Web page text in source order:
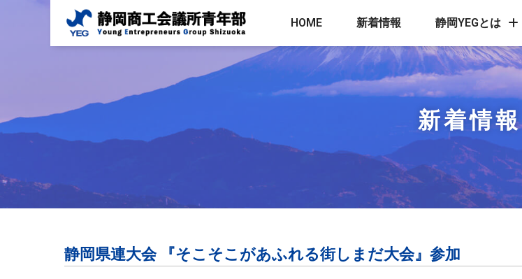
HOME 新着情報 静岡YEGとは
新着情報
静岡県連大会 『そこそこがあふれる街しまだ大会』参加